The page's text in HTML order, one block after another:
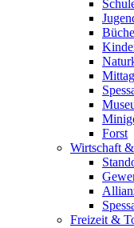
Forst
Wirtschaft
Freizeit &